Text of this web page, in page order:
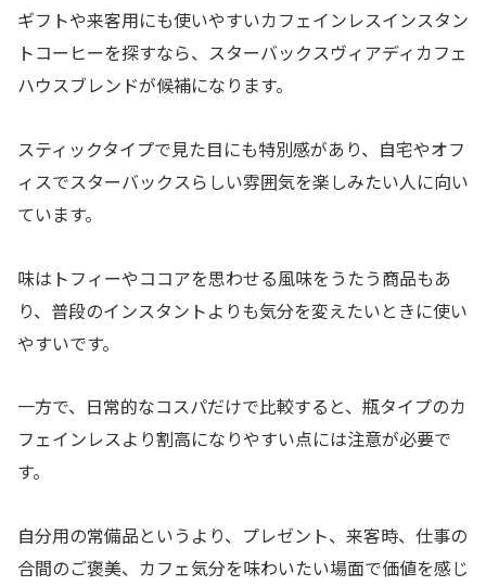
ギフトや来客用にも使いやすいカフェインレスインスタン
トコーヒーを探すなら、スターバックスヴィアディカフェ
ハウスブレンドが候補になります。
スティックタイプで見た目にも特別感があり、自宅やオフ
ィスでスターバックスらしい雰囲気を楽しみたい人に向い
ています。
味はトフィーやココアを思わせる風味をうたう商品もあ
り、普段のインスタントよりも気分を変えたいときに使い
やすいです。
一方で、日常的なコスパだけで比較すると、瓶タイプのカ
フェインレスより割高になりやすい点には注意が必要で
す。
自分用の常備品というより、プレゼント、来客時、仕事の
合間のご褒美、カフェ気分を味わいたい場面で価値を感じ